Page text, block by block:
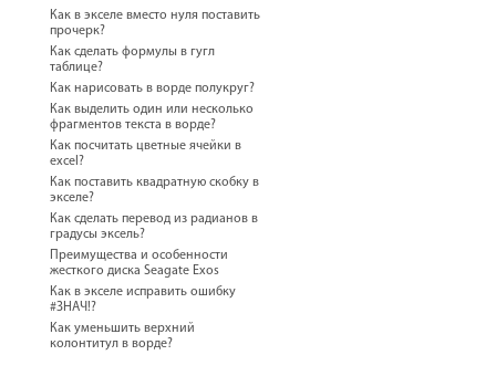
Как в экселе вместо нуля поставить
прочерк?
Как сделать формулы в гугл
таблице?
Как нарисовать в ворде полукруг?
Как выделить один или несколько
фрагментов текста в ворде?
Как посчитать цветные ячейки в
excel?
Как поставить квадратную скобку в
экселе?
Как сделать перевод из радианов в
градусы эксель?
Преимущества и особенности
жесткого диска Seagate Exos
Как в экселе исправить ошибку
#ЗНАЧ!?
Как уменьшить верхний
колонтитул в ворде?